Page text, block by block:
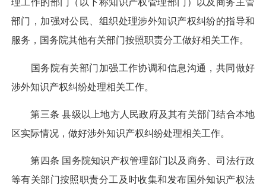
理工作的部门（以下称知识产权管理部门）以及商务主管
部门，加强对公民、组织处理涉外知识产权纠纷的指导和
服务，国务院其他有关部门按照职责分工做好相关工作。
国务院有关部门加强工作协调和信息沟通，共同做好
涉外知识产权纠纷处理相关工作。
第三条 县级以上地方人民政府及其有关部门结合本地
区实际情况，做好涉外知识产权纠纷处理相关工作。
第四条 国务院知识产权管理部门以及商务、司法行政
等有关部门按照职责分工及时收集和发布国外知识产权法